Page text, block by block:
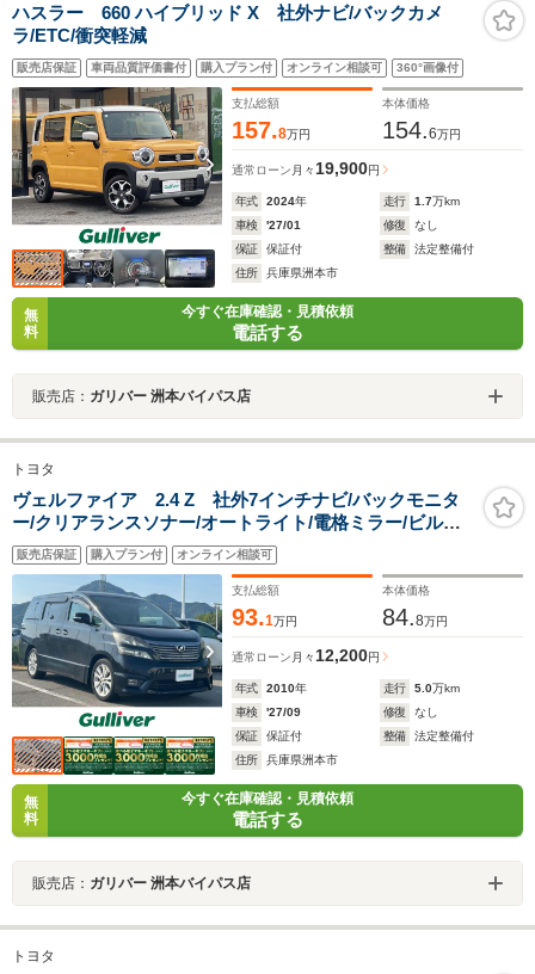
ハスラー 660 ハイブリッド X 社外ナビ/バックカメ
ラ/ETC/衝突軽減
販売店保証 車両品質評価書付 購入プラン付 オンライン相談可 360°画像付
支払総額
157.8万円
本体価格
154.6万円
通常ローン 月々 19,900円
年式 2024年 走行 1.7万km
車検
'27/01 修復
なし
保証
保証付 整備
法定整備付
住所
兵庫県洲本市
無
料
今すぐ在庫確認・見積依頼
電話する
販売店： ガリバー 洲本バイパス店
トヨタ
ヴェルファイア 2.4 Z 社外7インチナビ/バックモニタ
ー/クリアランスソナー/オートライト/電格ミラー/ビルト
インETC/革巻きステアリング/純正フロアマット/カーテン
エアバック/純正AW/片側パワースライドドア
販売店保証 購入プラン付 オンライン相談可
支払総額
93.1万円
本体価格
84.8万円
通常ローン 月々 12,200円
年式 2010年 走行 5.0万km
車検
'27/09 修復
なし
保証
保証付 整備
法定整備付
住所
兵庫県洲本市
無
料
今すぐ在庫確認・見積依頼
電話する
販売店： ガリバー 洲本バイパス店
トヨタ